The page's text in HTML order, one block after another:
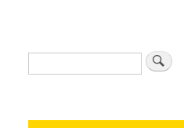
Zoeken